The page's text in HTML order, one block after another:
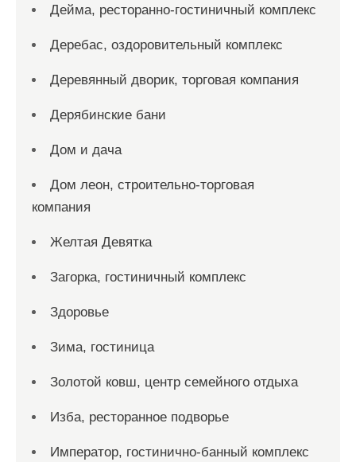
Дейма, ресторанно-гостиничный комплекс
Деребас, оздоровительный комплекс
Деревянный дворик, торговая компания
Дерябинские бани
Дом и дача
Дом леон, строительно-торговая
компания
Желтая Девятка
Загорка, гостиничный комплекс
Здоровье
Зима, гостиница
Золотой ковш, центр семейного отдыха
Изба, ресторанное подворье
Император, гостинично-банный комплекс